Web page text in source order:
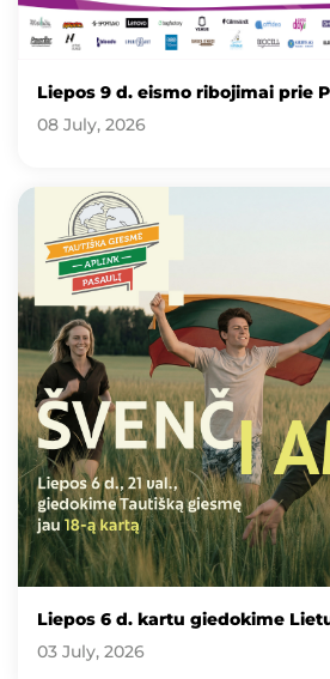
Liepos 9 d. eismo ribojimai prie
08 July, 2026
Liepos 6 d. kartu giedokime
03 July, 2026